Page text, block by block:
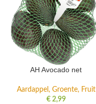
AH Avocado net
Aardappel, Groente, Fruit
€2,99